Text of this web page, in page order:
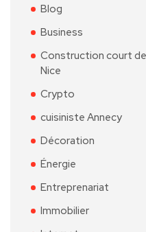
Blog
Business
Construction court
Nice
Crypto
cuisiniste Annecy
Décoration
Énergie
Entreprenariat
Immobilier